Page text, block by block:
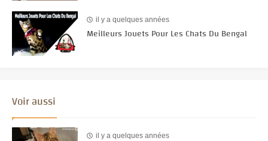
il y a quelques années
Meilleurs Jouets Pour Les Chats Du Bengal
Voir aussi
il y a quelques années